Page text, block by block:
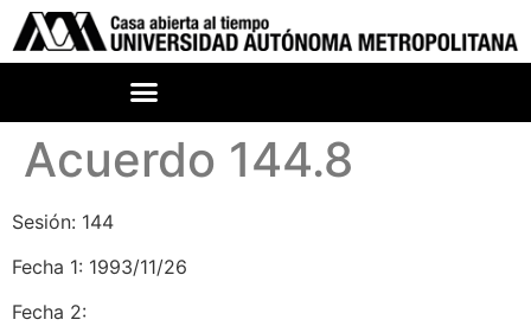
Acuerdo 144.8
Sesión: 144
Fecha 1: 1993/11/26
Fecha 2: